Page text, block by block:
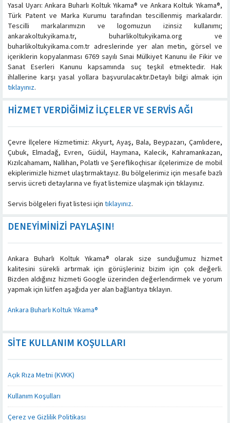
Yasal Uyarı: Ankara Buharlı Koltuk Yıkama® ve Ankara Koltuk Yıkama®,
Türk Patent ve Marka Kurumu tarafından tescillenmiş markalardır.
Tescilli markalarımızın ve logomuzun izinsiz kullanımı;
ankarakoltukyikama.tr, buharlikoltukyikama.org ve
buharlikoltukyikama.com.tr adreslerinde yer alan metin, görsel ve
içeriklerin kopyalanması 6769 sayılı Sınai Mülkiyet Kanunu ile Fikir ve
Sanat Eserleri Kanunu kapsamında suç teşkil etmektedir. Hak
ihlallerine karşı yasal yollara başvurulacaktır.Detaylı bilgi almak için
tıklayınız.
HIZMET VERDIĞIMIZ İLÇELER VE SERVIS AĞI
Çevre İlçelere Hizmetimiz: Akyurt, Ayaş, Bala, Beypazarı, Çamlıdere,
Çubuk, Elmadağ, Evren, Güdül, Haymana, Kalecik, Kahramankazan,
Kızılcahamam, Nallıhan, Polatlı ve Şereflikoçhisar ilçelerimize de mobil
ekiplerimizle hizmet ulaştırmaktayız. Bu bölgelerimiz için mesafe bazlı
servis ücreti detaylarına ve fiyat listemize ulaşmak için tıklayınız.
Servis bölgeleri fiyat listesi için tıklayınız.
DENEYİMİNİZİ PAYLAŞIN!
Ankara Buharlı Koltuk Yıkama® olarak size sunduğumuz hizmet
kalitesini sürekli artırmak için görüşleriniz bizim için çok değerli.
Bizden aldığınız hizmeti Google üzerinden değerlendirmek ve yorum
yapmak için lütfen aşağıda yer alan bağlantıya tıklayın.
Ankara Buharlı Koltuk Yıkama®
SITE KULLANIM KOŞULLARI
Açık Rıza Metni (KVKK)
Kullanım Koşulları
Çerez ve Gizlilik Politikası